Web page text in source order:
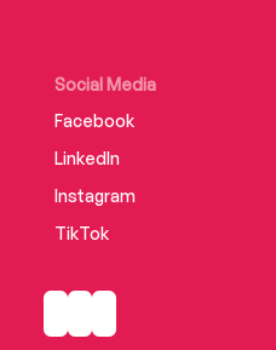
Social Media
Facebook
LinkedIn
Instagram
TikTok